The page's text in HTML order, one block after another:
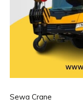
Sewa Crane